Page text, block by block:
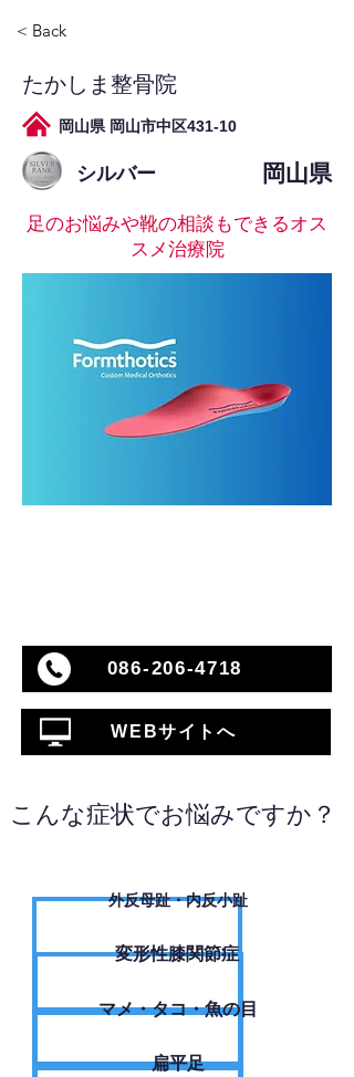
< Back
たかしま整骨院
岡山県 岡山市中区431-10
シルバー 岡山県
足のお悩みや靴の相談もできるオス
スメ治療院
086-206-4718
WEBサイトへ
こんな症状でお悩みですか？
外反母趾・内反小趾
変形性膝関節症
​マメ・タコ・魚の目
扁平足